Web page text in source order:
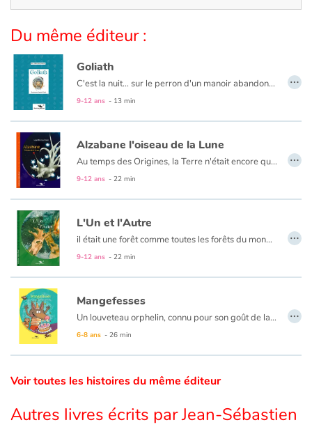
Amour et amitié
Sujets de société
Émotions et sentiments
Formats et illustrations
Catalogue anglais
Contraste +
Aide
Accueil
Famille
Écoles
Médiathèques
Vidéos & Tutoriaux
Du même éditeur :
Goliath
C'est la nuit... sur le perron d'un manoir abandonné, un très vieux chat, Goliath, dort lourdement. Quand soudain, un ennemi invisible se fait entendre… Goliath en appelle à ses sujets, les arbres, les vents, les oiseaux... Qui est cet ennemi qui s'approche. Mais devenu forts par sa faiblesse, tous refusent de servir le vieux tyran... Cette fable est tendre et humoristique. Elle montre à travers l’histoire de ce vieux matou - ancien roi et tyran, - que les êtres ne sont jamais ni totalement bons, ni totalement mauvais. Et que les vrais ennemis ne sont pas toujours ceux que l’on croit...
9-12 ans - 13 min
…
Alzabane l'oiseau de la Lune
Au temps des Origines, la Terre n'était encore qu'une vaste sphère bleutée et vaporeuse, gonflée d'air et zébrée de nuages aux mille couleurs. Elle n'était peuplée que d'oiseaux étranges...
9-12 ans - 22 min
…
L'Un et l'Autre
il était une forêt comme toutes les forêts du monde... peuplée d'arbres et d'écureuils, renards et autres hiboux. Parmi cette société, vivaient deux perturbateurs : un marronnier et un châtaignier, affligés d'un malheur, tous deux voisins, ils se haïssaient...
9-12 ans - 22 min
…
Mangefesses
Un louveteau orphelin, connu pour son goût de la saleté, ne cesse de semer le désordre dans une forêt peuplée de lapins, castors et grenouilles. Entre autres farces, son passe temps favori consiste à croquer les fesses des enfants. Excédés, les parents décident de réagir et de faire capturer l’incorrigible vaurien.
6-8 ans - 26 min
…
Voir toutes les histoires du même éditeur
Autres livres écrits par Jean-Sébastien